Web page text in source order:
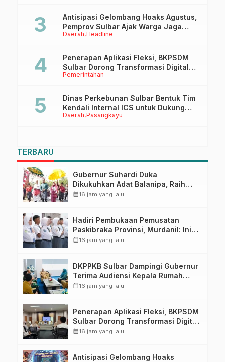
Daerah Headline
Antisipasi Gelombang Hoaks Agustus,
Pemprov Sulbar Ajak Warga Jaga
Ruang Digital
Pemerintahan
Penerapan Aplikasi Fleksi, BKPSDM
Sulbar Dorong Transformasi Digital
Sistem Kehadiran ASN
Daerah Pasangkayu
Dinas Perkebunan Sulbar Bentuk Tim
Kendali Internal ICS untuk Dukung
Sertifikasi ISPO Pekebun di
TERBARU
Gubernur Suhardi Duka
Dikukuhkan Adat Balanipa, Raih
Gelar Sulo Tappidena
calendar_month16 jam yang lalu
Hadiri Pembukaan Pemusatan
Paskibraka Provinsi, Murdanil: Ini
Membentuk Karakter Hingga
calendar_month16 jam yang lalu
DKPPKB Sulbar Dampingi Gubernur
Terima Audiensi Kepala Rumah
Sakit TK. III Punggawa Malolo
calendar_month16 jam yang lalu
Penerapan Aplikasi Fleksi, BKPSDM
Sulbar Dorong Transformasi Digital
Sistem Kehadiran ASN
calendar_month16 jam yang lalu
Antisipasi Gelombang Hoaks